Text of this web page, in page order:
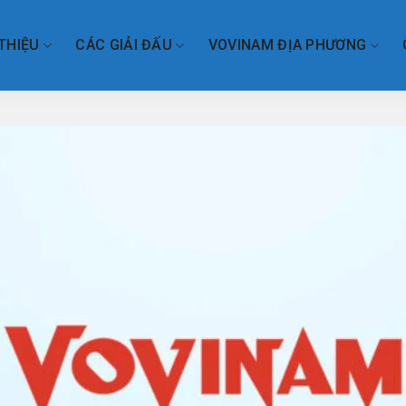
CÁC GIẢI ĐẤU VOVINAM ĐỊA PHƯƠNG